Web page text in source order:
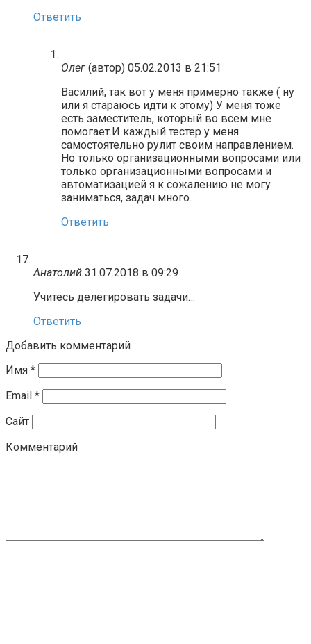
Ответить
Олег (автор) 05.02.2013 в 21:51
Василий, так вот у меня примерно также ( ну
или я стараюсь идти к этому) У меня тоже
есть заместитель, который во всем мне
помогает.И каждый тестер у меня
самостоятельно рулит своим направлением.
Но только организационными вопросами или
только организационными вопросами и
автоматизацией я к сожалению не могу
заниматься, задач много.
Ответить
Анатолий 31.07.2018 в 09:29
Учитесь делегировать задачи…
Ответить
Добавить комментарий
Имя *
Email *
Сайт
Комментарий